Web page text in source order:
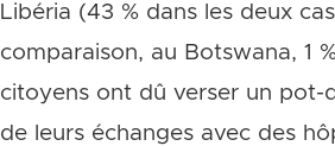
Libéria (43 % dans les deux
comparaison, au Botswana, 1
citoyens ont dû verser un pot-
de leurs échanges avec des